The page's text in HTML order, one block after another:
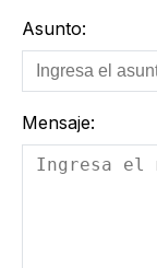
Asunto:
Mensaje: